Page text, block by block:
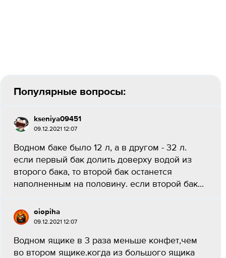
Популярные вопросы:
kseniya09451
09.12.2021 12:07
Водном баке было 12 л, а в другом - 32 л.
если первый бак долить доверху водой из
второго бака, то второй бак останется
наполненным на половину. если второй бак...
oiopiha
09.12.2021 12:07
Водном ящике в 3 раза меньше конфет,чем
во втором ящике.когда из большого ящика